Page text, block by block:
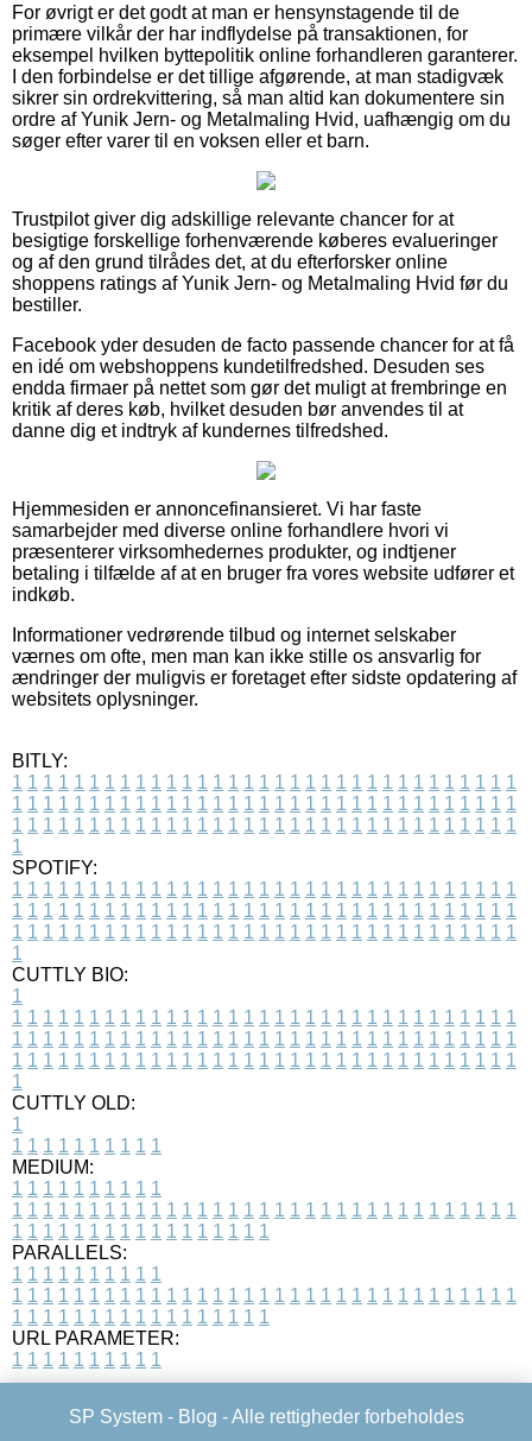
For øvrigt er det godt at man er hensynstagende til de
primære vilkår der har indflydelse på transaktionen, for
eksempel hvilken byttepolitik online forhandleren garanterer.
I den forbindelse er det tillige afgørende, at man stadigvæk
sikrer sin ordrekvittering, så man altid kan dokumentere sin
ordre af Yunik Jern- og Metalmaling Hvid, uafhængig om du
søger efter varer til en voksen eller et barn.
Trustpilot giver dig adskillige relevante chancer for at
besigtige forskellige forhenværende køberes evalueringer
og af den grund tilrådes det, at du efterforsker online
shoppens ratings af Yunik Jern- og Metalmaling Hvid før du
bestiller.
Facebook yder desuden de facto passende chancer for at få
en idé om webshoppens kundetilfredshed. Desuden ses
endda firmaer på nettet som gør det muligt at frembringe en
kritik af deres køb, hvilket desuden bør anvendes til at
danne dig et indtryk af kundernes tilfredshed.
Hjemmesiden er annoncefinansieret. Vi har faste
samarbejder med diverse online forhandlere hvori vi
præsenterer virksomhedernes produkter, og indtjener
betaling i tilfælde af at en bruger fra vores website udfører et
indkøb.
Informationer vedrørende tilbud og internet selskaber
værnes om ofte, men man kan ikke stille os ansvarlig for
ændringer der muligvis er foretaget efter sidste opdatering af
websitets oplysninger.
BITLY:
1 1 1 1 1 1 1 1 1 1 1 1 1 1 1 1 1 1 1 1 1 1 1 1 1 1 1 1 1 1 1 1 1
1 1 1 1 1 1 1 1 1 1 1 1 1 1 1 1 1 1 1 1 1 1 1 1 1 1 1 1 1 1 1 1 1
1 1 1 1 1 1 1 1 1 1 1 1 1 1 1 1 1 1 1 1 1 1 1 1 1 1 1 1 1 1 1 1 1
1
SPOTIFY:
1 1 1 1 1 1 1 1 1 1 1 1 1 1 1 1 1 1 1 1 1 1 1 1 1 1 1 1 1 1 1 1 1
1 1 1 1 1 1 1 1 1 1 1 1 1 1 1 1 1 1 1 1 1 1 1 1 1 1 1 1 1 1 1 1 1
1 1 1 1 1 1 1 1 1 1 1 1 1 1 1 1 1 1 1 1 1 1 1 1 1 1 1 1 1 1 1 1 1
1
CUTTLY BIO:
1
1 1 1 1 1 1 1 1 1 1 1 1 1 1 1 1 1 1 1 1 1 1 1 1 1 1 1 1 1 1 1 1 1
1 1 1 1 1 1 1 1 1 1 1 1 1 1 1 1 1 1 1 1 1 1 1 1 1 1 1 1 1 1 1 1 1
1 1 1 1 1 1 1 1 1 1 1 1 1 1 1 1 1 1 1 1 1 1 1 1 1 1 1 1 1 1 1 1 1
1
CUTTLY OLD:
1
1 1 1 1 1 1 1 1 1 1
MEDIUM:
1 1 1 1 1 1 1 1 1 1
1 1 1 1 1 1 1 1 1 1 1 1 1 1 1 1 1 1 1 1 1 1 1 1 1 1 1 1 1 1 1 1 1
1 1 1 1 1 1 1 1 1 1 1 1 1 1 1 1 1
PARALLELS:
1 1 1 1 1 1 1 1 1 1
1 1 1 1 1 1 1 1 1 1 1 1 1 1 1 1 1 1 1 1 1 1 1 1 1 1 1 1 1 1 1 1 1
1 1 1 1 1 1 1 1 1 1 1 1 1 1 1 1 1
URL PARAMETER:
1 1 1 1 1 1 1 1 1 1
SP System - Blog - Alle rettigheder forbeholdes